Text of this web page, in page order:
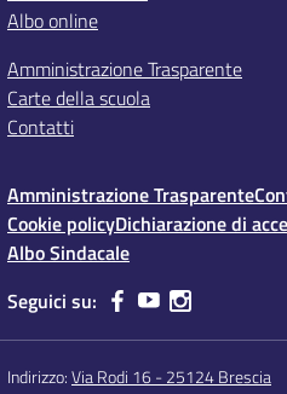
Albo online
Amministrazione Trasparente
Carte della scuola
Contatti
Amministrazione Trasparente
Cookie policyDichiarazione di
Albo Sindacale
Seguici su:
Indirizzo:Via Rodi 16 - 25124 Brescia